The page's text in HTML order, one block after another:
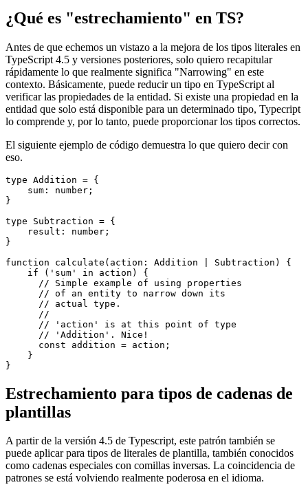
Tipos de literales de plantilla mejorados con Typecript 4.5
¿Qué es "estrechamiento" en TS?
Antes de que echemos un vistazo a la mejora de los tipos literales en
TypeScript 4.5 y versiones posteriores, solo quiero recapitular
rápidamente lo que realmente significa "Narrowing" en este
verificar las propiedades de la entidad. Si existe una propiedad en la
entidad que solo está disponible para un determinado tipo, Typecript
El siguiente ejemplo de código demuestra lo que quiero decir con
eso.
type Addition = {
    sum: number;
type Subtraction = {
    result: number;
function calculate(action: Addition | Subtraction) {
    if ('sum' in action) {
      // Simple example of using properties
      // of an entity to narrow down its
      // actual type.
      //
      const addition = action;
    }
Estrechamiento para tipos de cadenas de
plantillas